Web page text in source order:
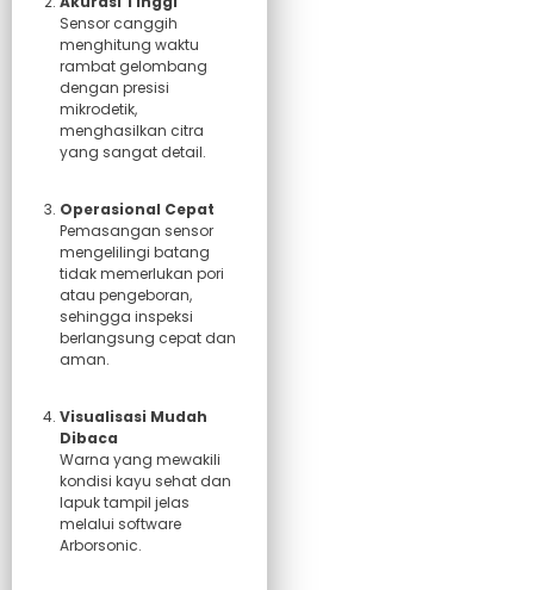
Sensor canggih
menghitung waktu
rambat gelombang
dengan presisi
mikrodetik,
menghasilkan citra
yang sangat detail.
Operasional Cepat
Pemasangan sensor
mengelilingi batang
tidak memerlukan pori
atau pengeboran,
sehingga inspeksi
berlangsung cepat dan
aman.
Visualisasi Mudah
Dibaca
Warna yang mewakili
kondisi kayu sehat dan
lapuk tampil jelas
melalui software
Arborsonic.